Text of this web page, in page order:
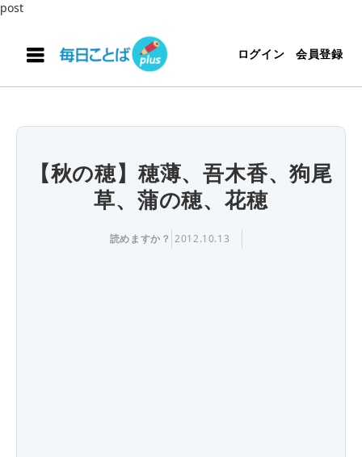
post
ログイン 会員登録
【秋の穂】穂薄、吾木香、狗尾
草、蒲の穂、花穂
読めますか？ 2012.10.13